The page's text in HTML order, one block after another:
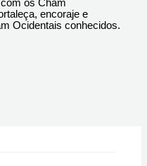
os Cham
encoraje e
Ocidentais conhecidos.